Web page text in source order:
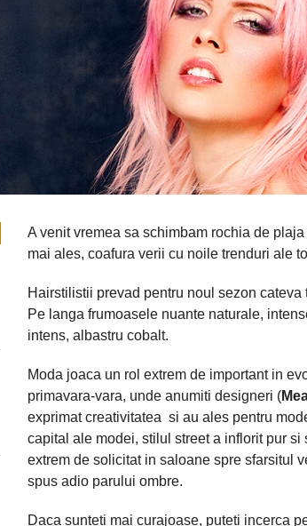
A venit vremea sa schimbam rochia de
mai ales, coafura verii cu noile trenduri ale
Hairstilistii prevad pentru noul sezon
Pe langa frumoasele nuante naturale,
intens, albastru cobalt.
Moda joaca un rol extrem de important in
primavara-vara, unde anumiti designeri (
exprimat creativitatea si au ales pentru
capital ale modei, stilul street a inflorit pur
extrem de solicitat in saloane spre sfarsitul
spus adio parului ombre.
Daca sunteti mai curajoase, puteti incerca